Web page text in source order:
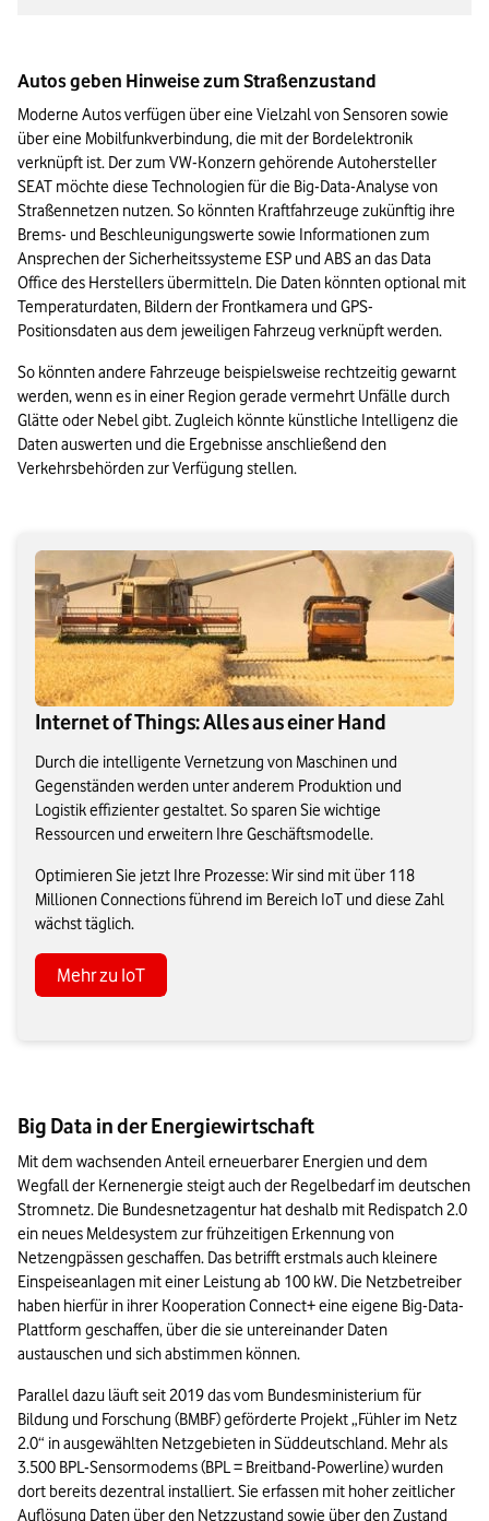
Autos geben Hinweise zum Straßenzustand
Moderne Autos verfügen über eine Vielzahl von Sensoren sowie
über eine Mobilfunkverbindung, die mit der Bordelektronik
verknüpft ist. Der zum VW-Konzern gehörende Autohersteller
SEAT möchte diese Technologien für die Big-Data-Analyse von
Straßennetzen nutzen. So könnten Kraftfahrzeuge zukünftig ihre
Brems- und Beschleunigungswerte sowie Informationen zum
Ansprechen der Sicherheitssysteme ESP und ABS an das Data
Office des Herstellers übermitteln. Die Daten könnten optional mit
Temperaturdaten, Bildern der Frontkamera und GPS-
Positionsdaten aus dem jeweiligen Fahrzeug verknüpft werden.
So könnten andere Fahrzeuge beispielsweise rechtzeitig gewarnt
werden, wenn es in einer Region gerade vermehrt Unfälle durch
Glätte oder Nebel gibt. Zugleich könnte künstliche Intelligenz die
Daten auswerten und die Ergebnisse anschließend den
Verkehrsbehörden zur Verfügung stellen.
Internet of Things: Alles aus einer Hand
Durch die intelligente Vernetzung von Maschinen und
Gegenständen werden unter anderem Produktion und
Logistik effizienter gestaltet. So sparen Sie wichtige
Ressourcen und erweitern Ihre Geschäftsmodelle.
Optimieren Sie jetzt Ihre Prozesse: Wir sind mit über 118
Millionen Connections führend im Bereich IoT und diese Zahl
wächst täglich.
Mehr zu IoT
Big Data in der Energiewirtschaft
Mit dem wachsenden Anteil erneuerbarer Energien und dem
Wegfall der Kernenergie steigt auch der Regelbedarf im deutschen
Stromnetz. Die Bundesnetzagentur hat deshalb mit Redispatch 2.0
ein neues Meldesystem zur frühzeitigen Erkennung von
Netzengpässen geschaffen. Das betrifft erstmals auch kleinere
Einspeiseanlagen mit einer Leistung ab 100 kW. Die Netzbetreiber
haben hierfür in ihrer Kooperation Connect+ eine eigene Big-Data-
Plattform geschaffen, über die sie untereinander Daten
austauschen und sich abstimmen können.
Parallel dazu läuft seit 2019 das vom Bundesministerium für
Bildung und Forschung (BMBF) geförderte Projekt „Fühler im Netz
2.0“ in ausgewählten Netzgebieten in Süddeutschland. Mehr als
3.500 BPL-Sensormodems (BPL = Breitband-Powerline) wurden
dort bereits dezentral installiert. Sie erfassen mit hoher zeitlicher
Auflösung Daten über den Netzzustand sowie über den Zustand